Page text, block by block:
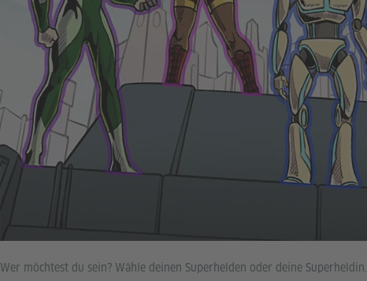
Wer möchtest du sein? Wähle deinen Superhelden oder deine Superheldin.